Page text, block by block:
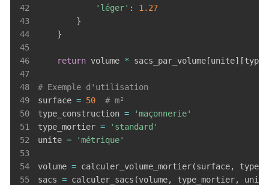
42
'léger' :
1.27
43
}
44
}
45
46
return volume * sacs_par_volume[unite] [
47
48
# Exemple d'utilisation
49
surface = 50
# m²
50
type_construction =
'maçonnerie'
51
type_mortier =
'standard'
52
unite =
'métrique'
53
54
volume = calculer_volume_mortier(surface,
55
sacs = calculer_sacs (volume, type_mortier, unite